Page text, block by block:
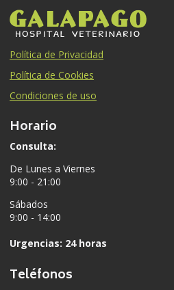
Política de Privacidad
Política de Cookies
Condiciones de uso
Horario
Consulta:
De Lunes a Viernes
9:00 - 21:00
Sábados
9:00 - 14:00
Urgencias: 24 horas
Teléfonos